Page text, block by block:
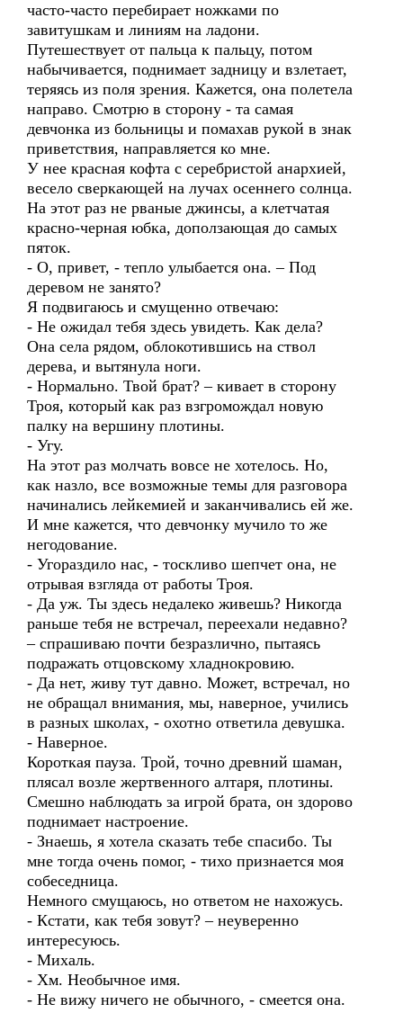
часто-часто перебирает ножками по
завитушкам и линиям на ладони.
Путешествует от пальца к пальцу, потом
набычивается, поднимает задницу и взлетает,
теряясь из поля зрения. Кажется, она полетела
направо. Смотрю в сторону - та самая
девчонка из больницы и помахав рукой в знак
приветствия, направляется ко мне.
У нее красная кофта с серебристой анархией,
весело сверкающей на лучах осеннего солнца.
На этот раз не рваные джинсы, а клетчатая
красно-черная юбка, доползающая до самых
пяток.
- О, привет, - тепло улыбается она. – Под
деревом не занято?
Я подвигаюсь и смущенно отвечаю:
- Не ожидал тебя здесь увидеть. Как дела?
Она села рядом, облокотившись на ствол
дерева, и вытянула ноги.
- Нормально. Твой брат? – кивает в сторону
Троя, который как раз взгромождал новую
палку на вершину плотины.
- Угу.
На этот раз молчать вовсе не хотелось. Но,
как назло, все возможные темы для разговора
начинались лейкемией и заканчивались ей же.
И мне кажется, что девчонку мучило то же
негодование.
- Угораздило нас, - тоскливо шепчет она, не
отрывая взгляда от работы Троя.
- Да уж. Ты здесь недалеко живешь? Никогда
раньше тебя не встречал, переехали недавно?
– спрашиваю почти безразлично, пытаясь
подражать отцовскому хладнокровию.
- Да нет, живу тут давно. Может, встречал, но
не обращал внимания, мы, наверное, учились
в разных школах, - охотно ответила девушка.
- Наверное.
Короткая пауза. Трой, точно древний шаман,
плясал возле жертвенного алтаря, плотины.
Смешно наблюдать за игрой брата, он здорово
поднимает настроение.
- Знаешь, я хотела сказать тебе спасибо. Ты
мне тогда очень помог, - тихо признается моя
собеседница.
Немного смущаюсь, но ответом не нахожусь.
- Кстати, как тебя зовут? – неуверенно
интересуюсь.
- Михаль.
- Хм. Необычное имя.
- Не вижу ничего не обычного, - смеется она.